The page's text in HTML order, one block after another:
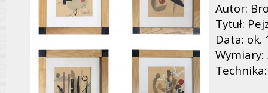
Autor:
Tytuł:
Data: ok.
Wymiary: